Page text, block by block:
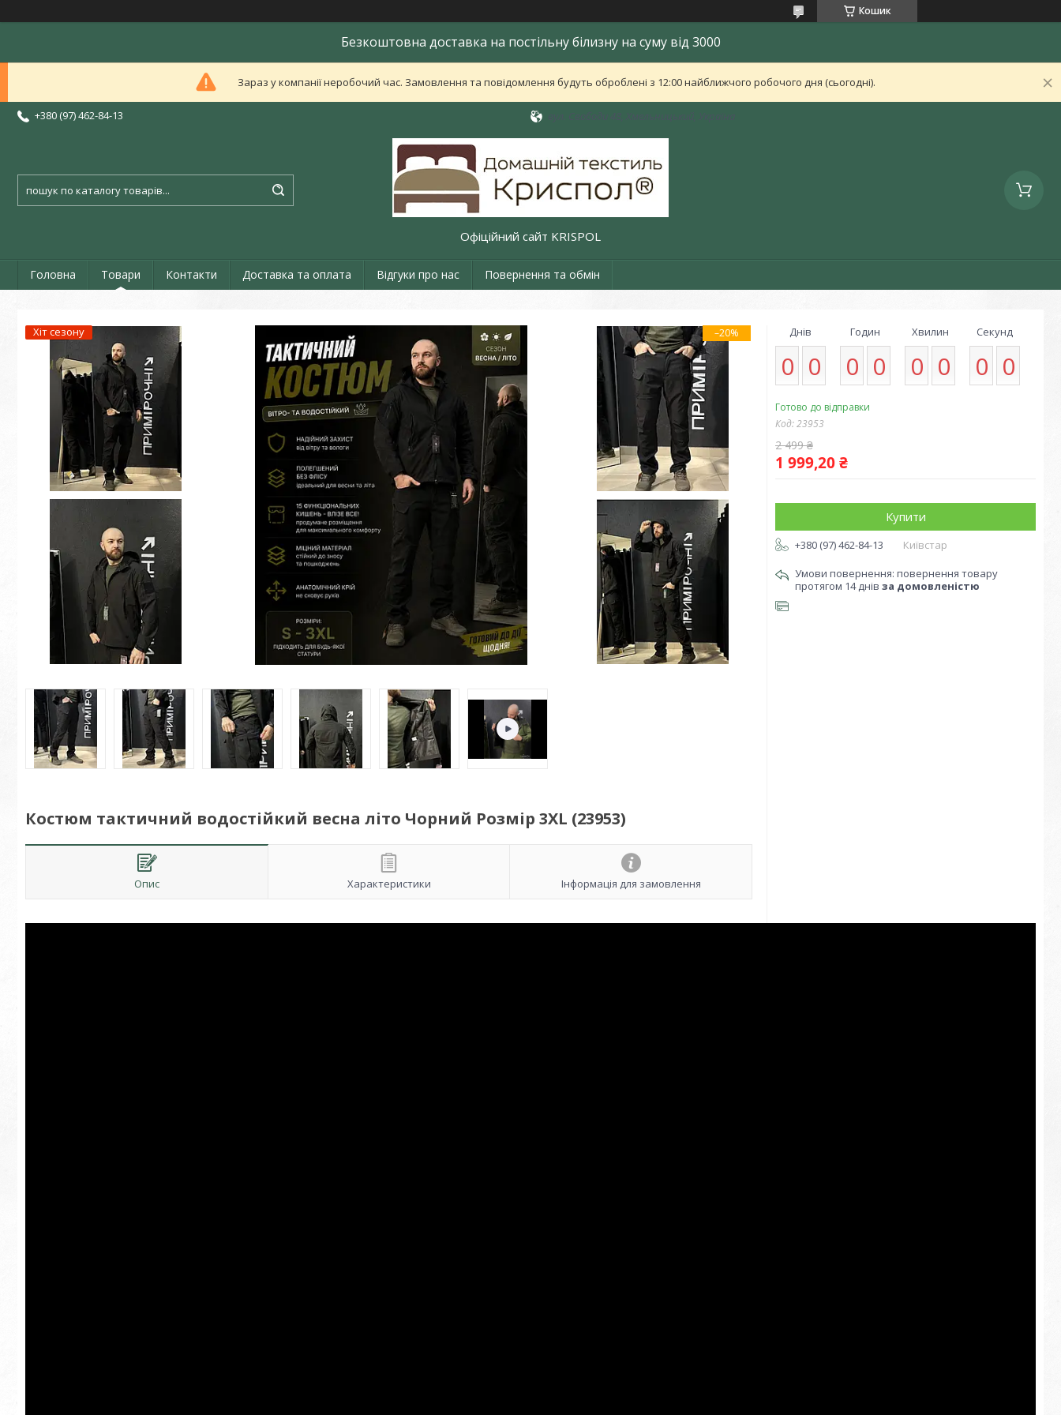
Кошик
Безкоштовна доставка на постільну білизну на суму від 3000
Зараз у компанії неробочий час. Замовлення та повідомлення будуть оброблені з 12:00 найближчого робочого дня (сьогодні).
+380 (97) 462-84-13
Офіційний сайт KRISPOL
Головна Товари Контакти Доставка та оплата Відгуки про нас Повернення та обмін
Хіт сезону –20%
Костюм тактичний водостійкий весна літо Чорний Розмір 3XL (23953)
Опис Характеристики Інформація для замовлення
Днів
0 0
Годин
0 0
Хвилин
0 0
Секунд
0 0
Готово до відправки
Код:23953
2 499 ₴
1 999,20 ₴
Купити
+380 (97) 462-84-13
Київстар
повернення товару
протягом 14 днів за домовленістю